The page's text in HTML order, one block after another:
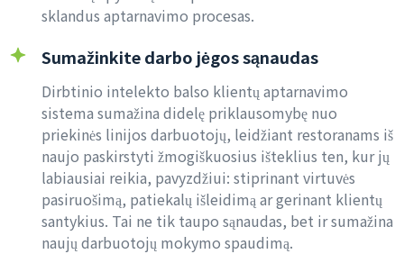
sklandus aptarnavimo procesas.
Sumažinkite darbo jėgos sąnaudas
Dirbtinio intelekto balso klientų aptarnavimo
sistema sumažina didelę priklausomybę nuo
priekinės linijos darbuotojų, leidžiant restoranams iš
naujo paskirstyti žmogiškuosius išteklius ten, kur jų
labiausiai reikia, pavyzdžiui: stiprinant virtuvės
pasiruošimą, patiekalų išleidimą ar gerinant klientų
santykius. Tai ne tik taupo sąnaudas, bet ir sumažina
naujų darbuotojų mokymo spaudimą.